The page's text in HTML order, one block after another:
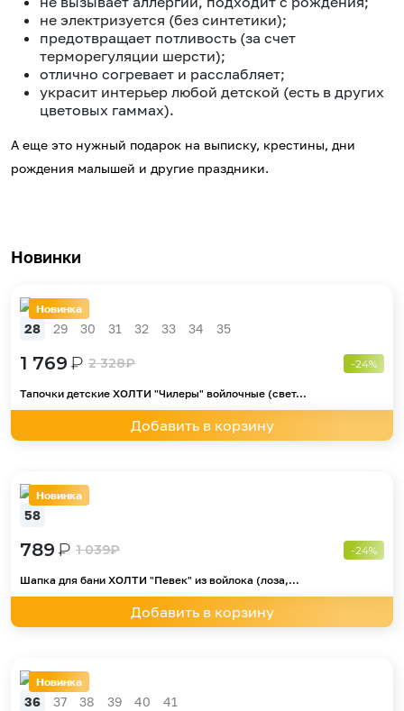
не электризуется (без синтетики);
предотвращает потливость (за счет
терморегуляции шерсти);
отлично согревает и расслабляет;
украсит интерьер любой детской (есть в других
цветовых гаммах).
А еще это нужный подарок на выписку, крестины, дни
рождения малышей и другие праздники.
Новинки
Новинка
28 29 30 31 32 33 34 35
1 769₽ 2 328₽ -24%
Тапочки детские ХОЛТИ "Чилеры" войлочные (свет...
Добавить в корзину
Новинка
58
789₽ 1 039₽ -24%
Шапка для бани ХОЛТИ "Певек" из войлока (лоза,...
Добавить в корзину
Новинка
36 37 38 39 40 41